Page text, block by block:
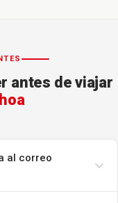
antes de viajar
al correo